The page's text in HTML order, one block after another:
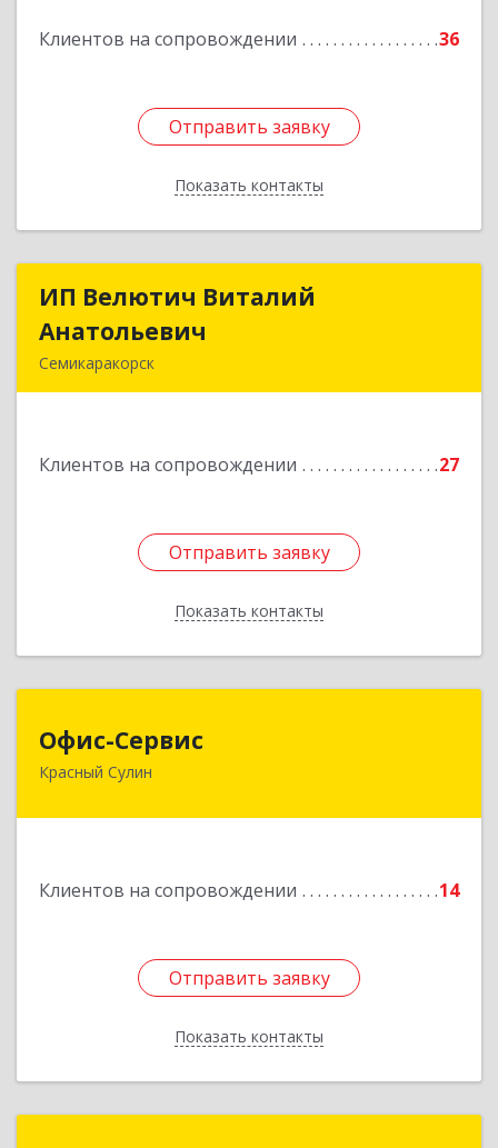
Клиентов на сопровождении 36
Отправить заявку
Показать контакты
Отправить заявку
Назад
ИП Велютич Виталий
Анатольевич
Семикаракорск
Клиентов на сопровождении 27
Отправить заявку
Показать контакты
ИП Велютич Виталий
Подробнее
Отправить заявку
Назад
Офис-Сервис
Красный Сулин
Клиентов на сопровождении 14
Отправить заявку
Показать контакты
346350, Ростовская обл, р-н Красносулинский,
Отправить заявку
Назад